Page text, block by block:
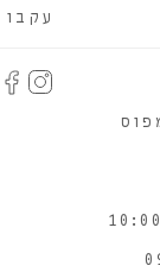
עקבו